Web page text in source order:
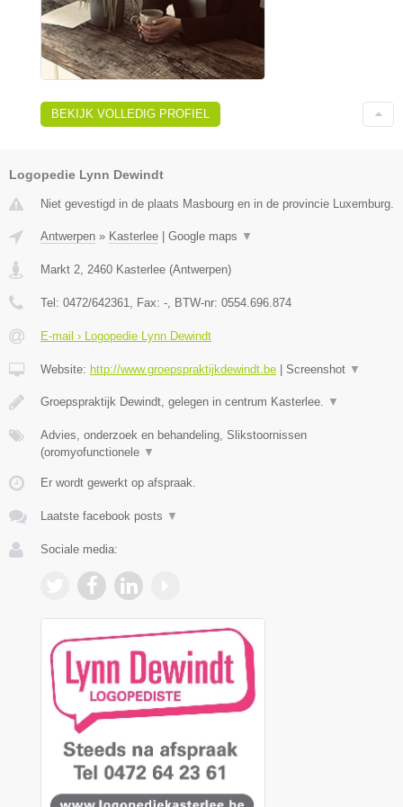
BEKIJK VOLLEDIG PROFIEL
Logopedie Lynn Dewindt
Niet gevestigd in de plaats Masbourg en in de provincie Luxemburg.
Antwerpen » Kasterlee Google maps ▼
Markt 2, 2460 Kasterlee (Antwerpen)
Tel: 0472/642361, Fax: -, BTW-nr: 0554.696.874
E-mail › Logopedie Lynn Dewindt
Website: http://www.groepspraktijkdewindt.be Screenshot ▼
Groepspraktijk Dewindt, gelegen in centrum Kasterlee. ▼
Advies, onderzoek en behandeling, Slikstoornissen
(oromyofunctionele ▼
Er wordt gewerkt op afspraak.
Laatste facebook posts ▼
Sociale media: